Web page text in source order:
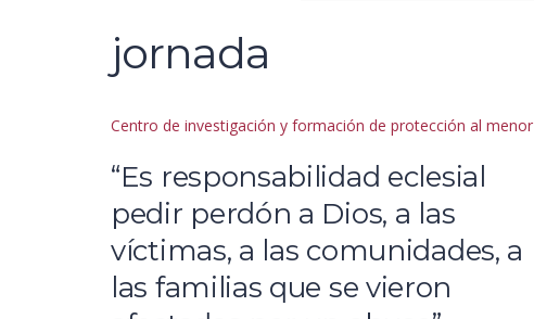
jornada
Centro de investigación y formación de protección al menor
“Es responsabilidad eclesial
pedir perdón a Dios, a las
víctimas, a las comunidades, a
las familias que se vieron